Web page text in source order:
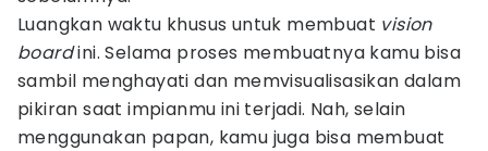
Luangkan waktu khusus untuk membuat vision
boardini. Selama proses membuatnya kamu bisa
sambil menghayati dan memvisualisasikan dalam
pikiran saat impianmu ini terjadi. Nah, selain
menggunakan papan, kamu juga bisa membuat